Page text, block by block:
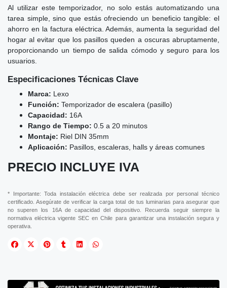
Al utilizar este temporizador, no solo estás automatizando una
tarea simple, sino que estás ofreciendo un beneficio tangible: el
ahorro en la factura eléctrica. Además, aumenta la seguridad del
hogar al evitar que los pasillos queden a oscuras abruptamente,
proporcionando un tiempo de salida cómodo y seguro para los
usuarios.
Especificaciones Técnicas Clave
Marca: Lexo
Función: Temporizador de escalera (pasillo)
Capacidad: 16A
Rango de Tiempo: 0.5 a 20 minutos
Montaje: Riel DIN 35mm
Aplicación: Pasillos, escaleras, halls y áreas comunes
PRECIO INCLUYE IVA
* Importante: Toda instalación eléctrica debe ser realizada por personal técnico
certificado. Asegúrate de verificar la carga total de tus luminarias para asegurar que
no superen los 16A de capacidad del dispositivo. Recuerda seguir siempre la
normativa eléctrica vigente SEC en Chile para garantizar una instalación segura y
operativa.